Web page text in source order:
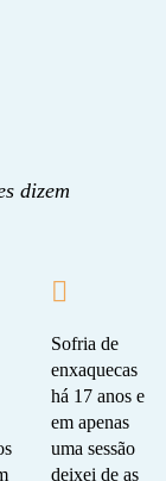
dizem
Sofria de
enxaquecas
há 17 anos e
em apenas
uma sessão
deixei de as